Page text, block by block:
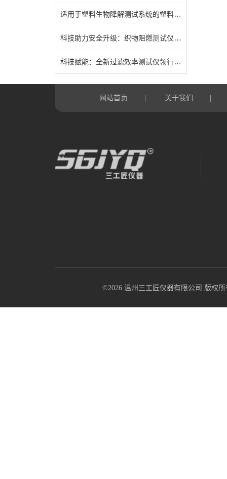
适用于塑料生物降解测试系统的塑料材料有哪些？
科技助力安全升级：织物阻燃测试仪的工作原理及其在纺织行业的应用
科技赋能：全新过滤效率测试仪领行业标准
网站首页 关于我们
©2026 温州三工匠仪器有限公司 版权所